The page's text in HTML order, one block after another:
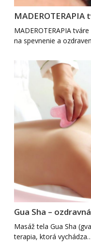
MADEROTERAPIA
na spevnenie a
Gua Sha –
Masáž tela Gua Sha
terapia, ktorá